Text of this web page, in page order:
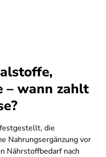
– wann zahlt
die
Nahrungsergänzung vor
Nährstoffbedarf nach